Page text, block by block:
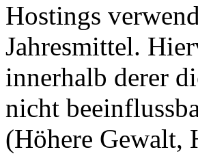
Hostings
Jahresmittel.
innerhalb derer
nicht
(Höhere Gewalt,